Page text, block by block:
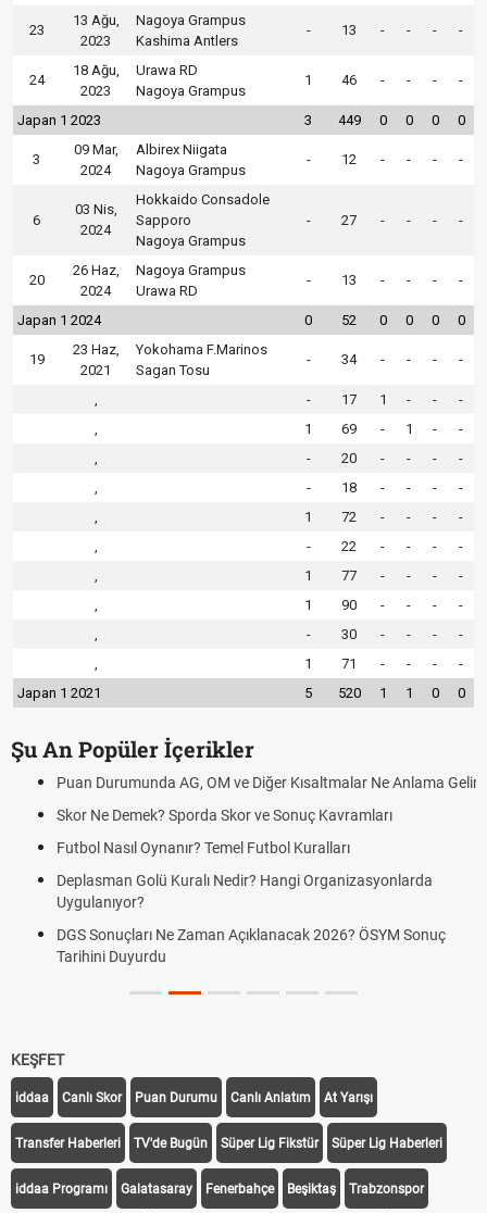
23
13 Ağu,
2023
Nagoya Grampus
Kashima Antlers
- 13 - - - -
24
18 Ağu,
2023
Urawa RD
Nagoya Grampus
1 46 - - - -
Japan 1 2023 3 449 0 0 0 0
3
09 Mar,
2024
Albirex Niigata
Nagoya Grampus
- 12 - - - -
6
03 Nis,
2024
Hokkaido Consadole
Sapporo
Nagoya Grampus
- 27 - - - -
20
26 Haz,
2024
Nagoya Grampus
Urawa RD
- 13 - - - -
Japan 1 2024 0 52 0 0 0 0
19
23 Haz,
2021
Yokohama F.Marinos
Sagan Tosu
- 34 - - - -
- 17 1 - -
-
1 69 - 1 -
-
- 20 - - -
-
- 18 - - -
-
1 72 - - -
-
- 22 - - -
-
1 77 - - -
-
1 90 - - -
-
- 30 - - -
-
1 71 - - -
-
Japan 1 2021
5 520 1 1 0 0
Şu An Popüler İçerikler
Puan Durumunda AG, OM ve Diğer Kısaltmalar Ne Anlama Gelir?
Skor Ne Demek? Sporda Skor ve Sonuç Kavramları
Futbol Nasıl Oynanır? Temel Futbol Kuralları
Deplasman Golü Kuralı Nedir? Hangi Organizasyonlarda
Uygulanıyor?
DGS Sonuçları Ne Zaman Açıklanacak 2026? ÖSYM Sonuç
Tarihini Duyurdu
KEŞFET
iddaa Canlı Skor Puan Durumu Canlı Anlatım At Yarışı
Transfer Haberleri TV'de Bugün Süper Lig Fikstür Süper Lig Haberleri
iddaa Programı Galatasaray Fenerbahçe Beşiktaş Trabzonspor